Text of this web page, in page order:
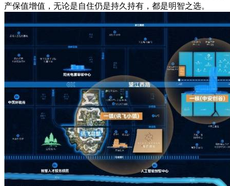
产保值增值，无论是自住仍是持久持有，都是明智之选。